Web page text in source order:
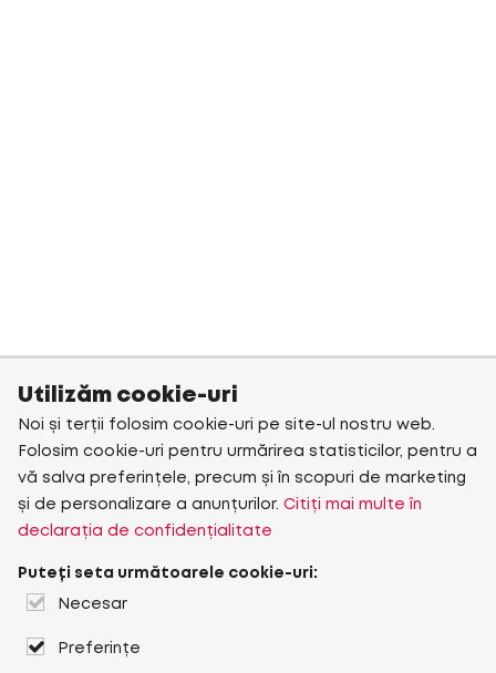
Utilizăm cookie-uri
Noi și terții folosim cookie-uri pe site-ul nostru web.
Folosim cookie-uri pentru urmărirea statisticilor, pentru a
vă salva preferințele, precum și în scopuri de marketing
și de personalizare a anunțurilor. Citiți mai multe în
declarația de confidențialitate
Puteți seta următoarele cookie-uri:
Necesar
Preferințe